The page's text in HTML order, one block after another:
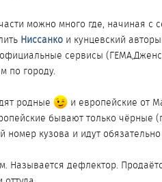
можно много где, начиная
Ниссанко и кунцевский
сервисы
по городу.
родные
и европейские от
бывают только чёрные
кузова и идут
Называется дефлектор.